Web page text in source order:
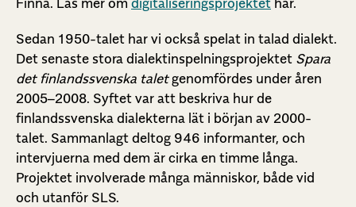
Sedan 1950-talet har vi också spelat in talad dialekt.
Det senaste stora dialektinspelningsprojektet Spara
det finlandssvenska taletgenomfördes under åren
2005–2008. Syftet var att beskriva hur de
finlandssvenska dialekterna lät i början av 2000-
talet. Sammanlagt deltog 946 informanter, och
intervjuerna med dem är cirka en timme långa.
Projektet involverade många människor, både vid
och utanför SLS.